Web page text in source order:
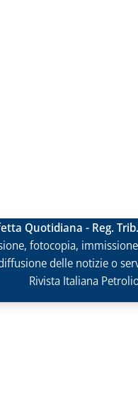
Quotidiana - Reg.
fotocopia,
delle notizie o
Rivista Italiana